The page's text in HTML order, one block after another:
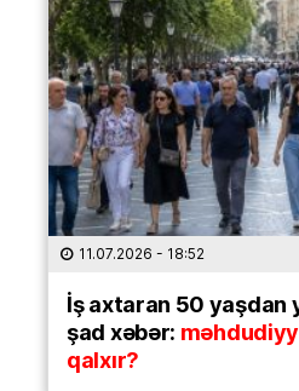
11.07.2026 - 18:52
İş axtaran 50 yaşdan
şad xəbər:
qalxır?